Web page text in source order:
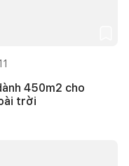
450m2 cho
trời